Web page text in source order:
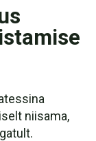
niisama,